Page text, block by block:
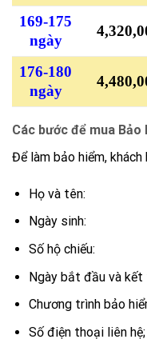
169-175
ngày
176-180
ngày
Các bước để mua Bảo
Để làm bảo hiểm,
Họ và tên:
Ngày sinh:
Số hộ chiếu:
Ngày bắt đầu và kết
Chương trình bảo
Số điện thoại liên hệ;